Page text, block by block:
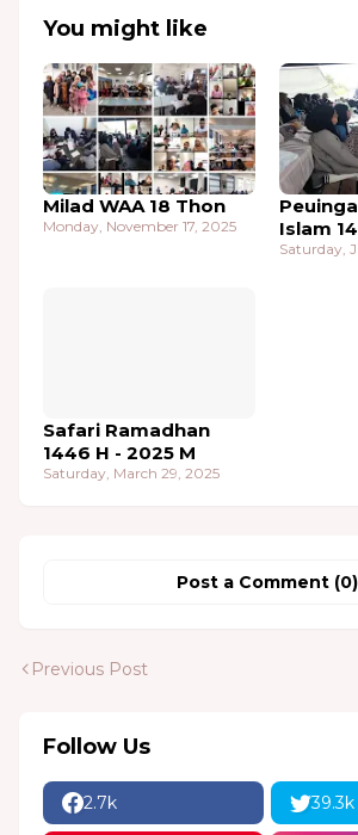
You might like
Milad WAA 18 Thon
Monday, November 17, 2025
Islam
Saturday,
Safari Ramadhan
1446 H - 2025 M
Saturday, March 29, 2025
Post a Comment (0)
Previous Post
Follow Us
2.7k 39.3k